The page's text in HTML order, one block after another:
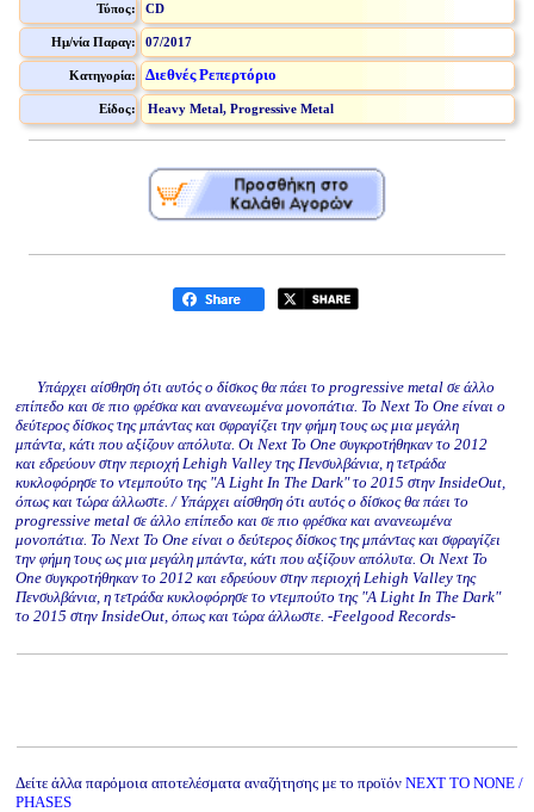
Τύπος: CD
Ημ/νία Παραγ: 07/2017
Κατηγορία: Διεθνές Ρεπερτόριο
Είδος: Heavy Metal, Progressive Metal
Υπάρχει αίσθηση ότι αυτός ο δίσκος θα πάει το progressive metal σε άλλο
επίπεδο και σε πιο φρέσκα και ανανεωμένα μονοπάτια. Το Next To One είναι ο
δεύτερος δίσκος της μπάντας και σφραγίζει την φήμη τους ως μια μεγάλη
μπάντα, κάτι που αξίζουν απόλυτα. Οι Next To One συγκροτήθηκαν το 2012
και εδρεύουν στην περιοχή Lehigh Valley της Πενσυλβάνια, η τετράδα
κυκλοφόρησε το ντεμπούτο της "A Light In The Dark" το 2015 στην InsideOut,
όπως και τώρα άλλωστε. / Υπάρχει αίσθηση ότι αυτός ο δίσκος θα πάει το
progressive metal σε άλλο επίπεδο και σε πιο φρέσκα και ανανεωμένα
μονοπάτια. Το Next To One είναι ο δεύτερος δίσκος της μπάντας και σφραγίζει
την φήμη τους ως μια μεγάλη μπάντα, κάτι που αξίζουν απόλυτα. Οι Next To
One συγκροτήθηκαν το 2012 και εδρεύουν στην περιοχή Lehigh Valley της
Πενσυλβάνια, η τετράδα κυκλοφόρησε το ντεμπούτο της "A Light In The Dark"
το 2015 στην InsideOut, όπως και τώρα άλλωστε. -Feelgood Records-
Δείτε άλλα παρόμοια αποτελέσματα αναζήτησης με το προϊόν NEXT TO NONE /
PHASES